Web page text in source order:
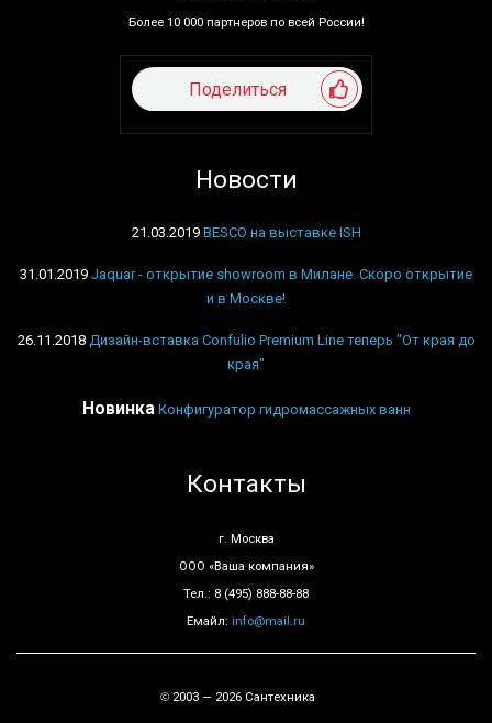
Более 10 000 партнеров по всей России!
Поделиться
Новости
21.03.2019 BESCO на выставке ISH
31.01.2019 Jaquar - открытие showroom в Милане. Скоро открытие
и в Москве!
26.11.2018 Дизайн-вставка Confulio Premium Line теперь "От края до
края"
Новинка Конфигуратор гидромассажных ванн
Контакты
г. Москва
ООО «Ваша компания»
Тел.: 8 (495) 888-88-88
Емайл: info@mail.ru
© 2003 — 2026 Сантехника